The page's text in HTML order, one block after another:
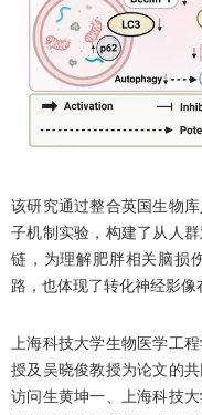
该研究通过整合英国生物
子机制实验，构建了从人
链，为理解肥胖相关脑损
路，也体现了转化神经影像
上海科技大学生物医学工
授及吴晓俊教授为论文的
访问生黄坤一、上海科技